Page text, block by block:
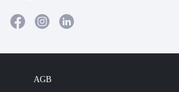
AGB